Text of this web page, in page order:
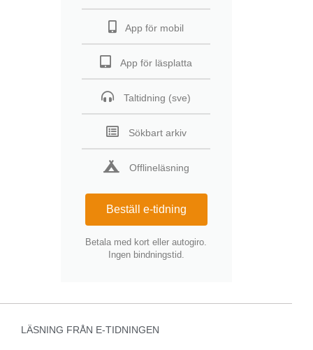
App för mobil
App för läsplatta
Taltidning (sve)
Sökbart arkiv
Offlineläsning
Beställ e-tidning
Betala med kort eller autogiro.
Ingen bindningstid.
LÄSNING FRÅN E-TIDNINGEN